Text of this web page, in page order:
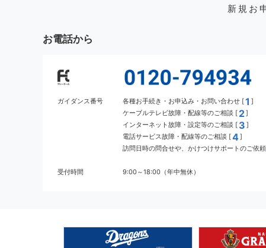
新規お
お電話から
ガイダンス番号 各種お手続き・お申込み・お問い合わせ [1 ]
ケーブルテレビ故障・配線等のご相談 [ 2]
インターネット故障・設定等のご相談 [ 3 ]
電話サービス故障・配線等のご相談 [4]
訪問日時の問合せや、かけつけサポートのご依
受付時間 9:00～18:00（年中無休）